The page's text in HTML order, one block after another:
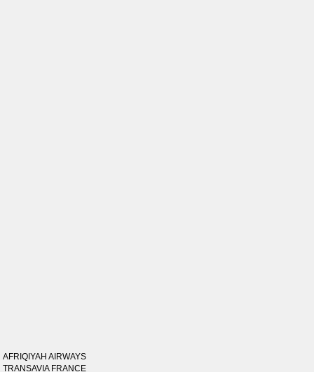
AFRIQIYAH AIRWAYS
TRANSAVIA FRANCE